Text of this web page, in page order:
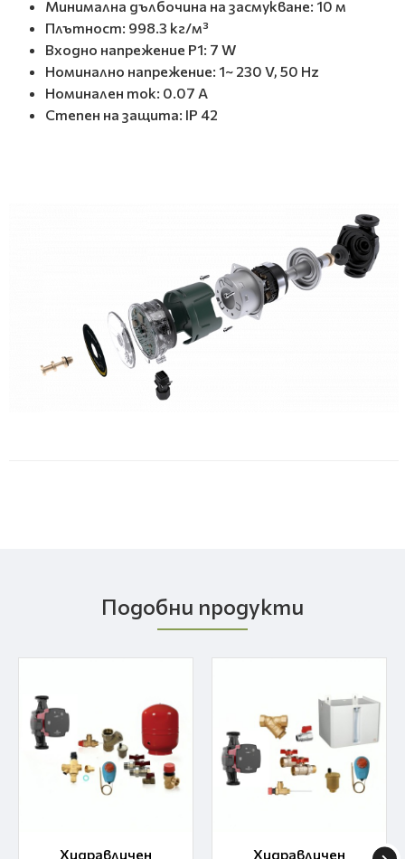
Минимална дълбочина на засмукване: 10 м
Плътност: 998.3 кг/м³
Входно напрежение Р1: 7 W
Номинално напрежение: 1~ 230 V, 50 Hz
Номинален ток: 0.07 A
Степен на защита: IP 42
Подобни продукти
Хидравличен
Хидравличен